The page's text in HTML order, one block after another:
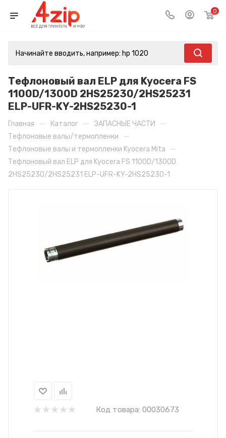
0
Тефлоновый вал ELP для Kyocera FS
1100D/1300D 2HS25230/2HS25231
ELP-UFR-KY-2HS25230-1
Главная — Каталог — ЗАПАСНЫЕ ЧАСТИ —
Тефлоновые валы/термопленки —
Тефлоновые валы и термопленки Kyocera Mita —
Тефлоновый вал ELP для Kyocera FS 1100D/1300D
2HS25230/2HS25231 ELP-UFR-KY-2HS25230-1
Код товара: 00030673